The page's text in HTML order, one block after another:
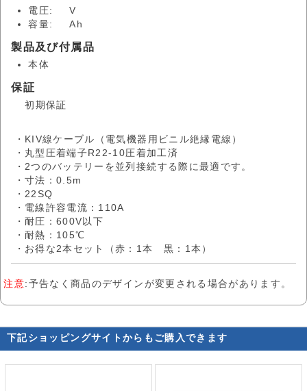
電圧:
V
容量:
Ah
製品及び付属品
本体
保証
初期保証
・KIV線ケーブル（電気機器用ビニル絶縁電線）
・丸型圧着端子R22-10圧着加工済
・2つのバッテリーを並列接続する際に最適です。
・寸法：0.5m
・22SQ
・電線許容電流：110A
・耐圧：600V以下
・耐熱：105℃
・お得な2本セット（赤：1本 黒：1本）
注意:予告なく商品のデザインが変更される場合があります。
下記ショッピングサイトからもご購入できます